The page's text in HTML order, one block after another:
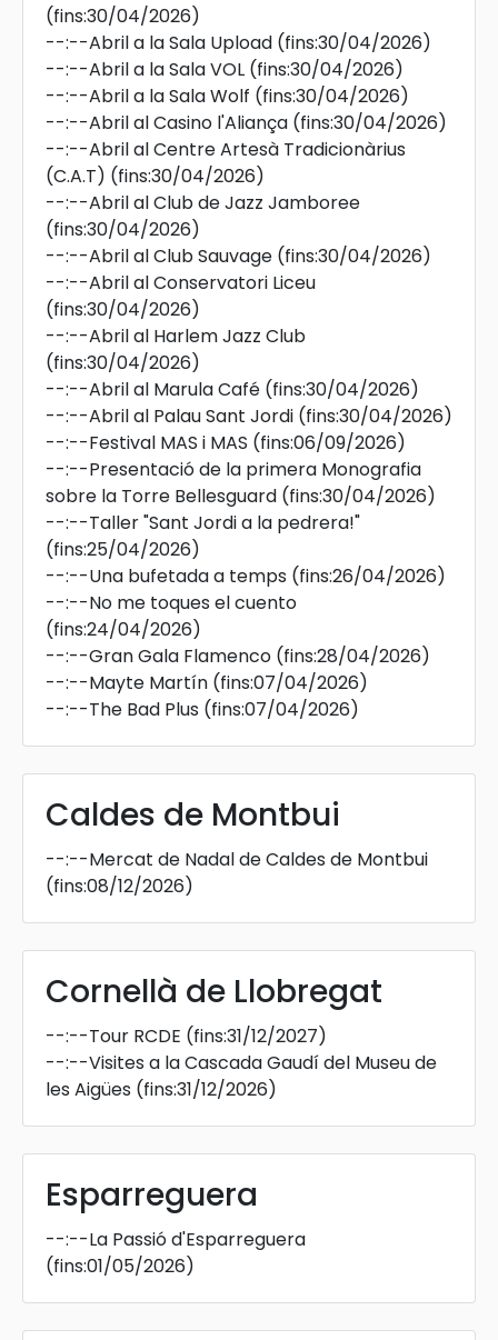
(fins:30/04/2026)
--:--Abril a la Sala Upload (fins:30/04/2026)
--:--Abril a la Sala VOL (fins:30/04/2026)
--:--Abril a la Sala Wolf (fins:30/04/2026)
--:--Abril al Casino l'Aliança (fins:30/04/2026)
--:--Abril al Centre Artesà Tradicionàrius
(C.A.T) (fins:30/04/2026)
--:--Abril al Club de Jazz Jamboree
(fins:30/04/2026)
--:--Abril al Club Sauvage (fins:30/04/2026)
--:--Abril al Conservatori Liceu
(fins:30/04/2026)
--:--Abril al Harlem Jazz Club
(fins:30/04/2026)
--:--Abril al Marula Café (fins:30/04/2026)
--:--Abril al Palau Sant Jordi (fins:30/04/2026)
--:--Festival MAS i MAS (fins:06/09/2026)
--:--Presentació de la primera Monografia
sobre la Torre Bellesguard (fins:30/04/2026)
--:--Taller "Sant Jordi a la pedrera!"
(fins:25/04/2026)
--:--Una bufetada a temps (fins:26/04/2026)
--:--No me toques el cuento
(fins:24/04/2026)
--:--Gran Gala Flamenco (fins:28/04/2026)
--:--Mayte Martín (fins:07/04/2026)
--:--The Bad Plus (fins:07/04/2026)
Caldes de Montbui
--:--Mercat de Nadal de Caldes de Montbui
(fins:08/12/2026)
Cornellà de Llobregat
--:--Tour RCDE (fins:31/12/2027)
--:--Visites a la Cascada Gaudí del Museu de
les Aigües (fins:31/12/2026)
Esparreguera
--:--La Passió d'Esparreguera
(fins:01/05/2026)